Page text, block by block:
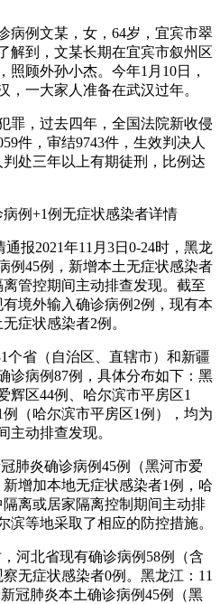
病例文某，女，64岁，宜宾市翠
解到，文某长期在宜宾市叙州区
顾外孙小杰。今年1月10日，
，一大家人准备在武汉过年。
罪，过去四年，全国法院新收侵
件，审结9743件，生效判决人
判处三年以上有期徒刑，比例达
例+1例无症状感染者详情
报2021年11月3日0-24时，黑龙
例45例，新增本土无症状感染者
管控期间主动排查发现。截至
有境外输入确诊病例2例，现有本
症状感染者2例。
个省（自治区、直辖市）和新疆
诊病例87例，具体分布如下：黑
辉区44例、哈尔滨市平房区1
（哈尔滨市平房区1例），均为
主动排查发现。
肺炎确诊病例45例（黑河市爱
增加本地无症状感染者1例，哈
离或居家隔离控制期间主动排
滨等地采取了相应的防控措施。
河北省现有确诊病例58例（含
无症状感染者0例。黑龙江：11
冠肺炎本土确诊病例45例（黑